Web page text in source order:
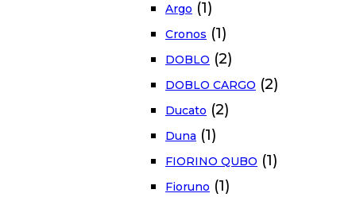
Argo (1)
Cronos (1)
DOBLO (2)
DOBLO CARGO (2)
Ducato (2)
Duna (1)
FIORINO QUBO (1)
Fioruno (1)